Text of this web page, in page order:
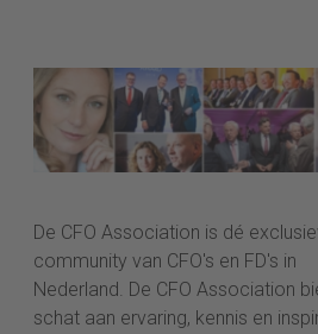
De CFO Association is dé
community van CFO's en FD's in
Nederland. De CFO Association
schat aan ervaring, kennis en